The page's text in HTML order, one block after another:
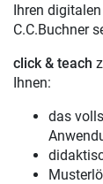
Ihren
C.C.Buchner
click & teach
Ihnen:
das